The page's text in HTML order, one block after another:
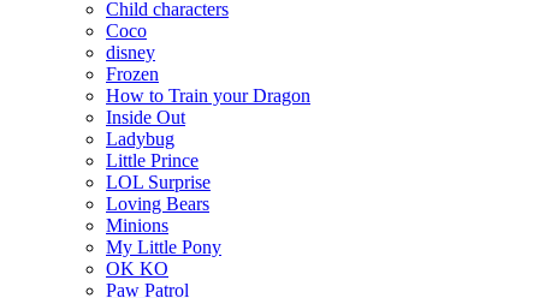
Child characters
Coco
disney
Frozen
How to Train your Dragon
Inside Out
Ladybug
Little Prince
LOL Surprise
Loving Bears
Minions
My Little Pony
OK KO
Paw Patrol